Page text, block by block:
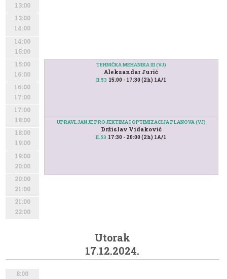
13:00
13:00
14:00
14:00
15:00
15:00
16:00
16:00
17:00
17:00
18:00
18:00
19:00
19:00
20:00
20:00
21:00
21:00
22:00
TEHNIČKA MEHANIKA III (VJ)
Aleksandar Jurić
II.53 15:00 - 17:30 (2h) 1A/1
UPRAVLJANJE PROJEKTIMA I OPTIMIZACIJA PLANOVA (VJ)
Držislav Vidaković
II.53 17:30 - 20:00 (2h) 1A/1
Utorak
17.12.2024.
8:00